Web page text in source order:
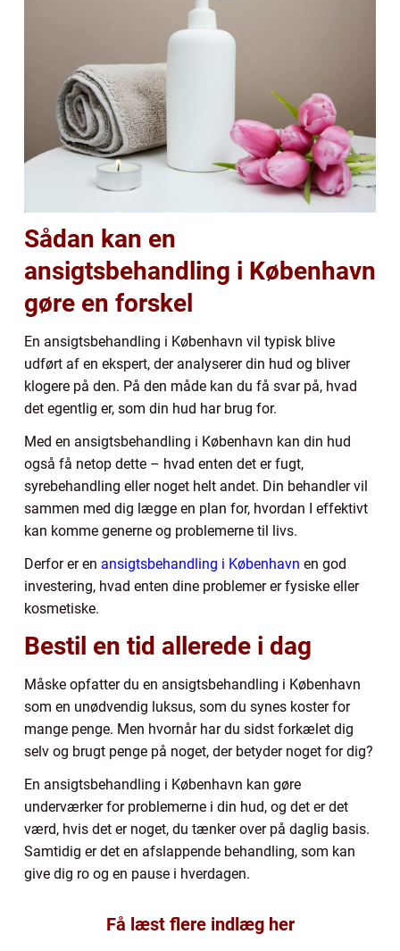
Sådan kan en
ansigtsbehandling i København
gøre en forskel
En ansigtsbehandling i København vil typisk blive
udført af en ekspert, der analyserer din hud og bliver
klogere på den. På den måde kan du få svar på, hvad
det egentlig er, som din hud har brug for.
Med en ansigtsbehandling i København kan din hud
også få netop dette – hvad enten det er fugt,
syrebehandling eller noget helt andet. Din behandler vil
sammen med dig lægge en plan for, hvordan I effektivt
kan komme generne og problemerne til livs.
Derfor er en ansigtsbehandling i København en god
investering, hvad enten dine problemer er fysiske eller
kosmetiske.
Bestil en tid allerede i dag
Måske opfatter du en ansigtsbehandling i København
som en unødvendig luksus, som du synes koster for
mange penge. Men hvornår har du sidst forkælet dig
selv og brugt penge på noget, der betyder noget for dig?
En ansigtsbehandling i København kan gøre
underværker for problemerne i din hud, og det er det
værd, hvis det er noget, du tænker over på daglig basis.
Samtidig er det en afslappende behandling, som kan
give dig ro og en pause i hverdagen.
Få læst flere indlæg her